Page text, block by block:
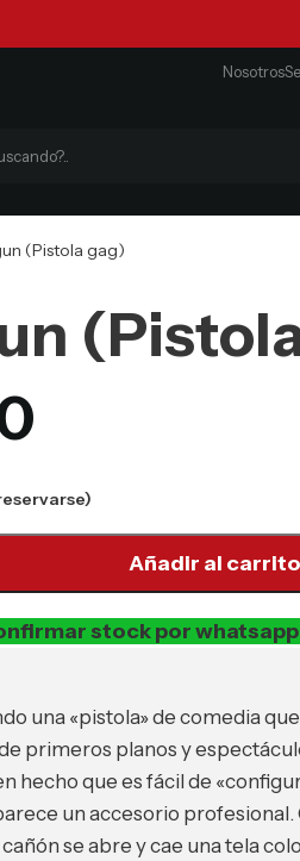
Nosotros
(Pistola gag)
Añadir al carrito
stock por whatsapp
una «pistola» de comedia
primeros planos y
hecho que es fácil de
un accesorio profesional.
se abre y cae una tela